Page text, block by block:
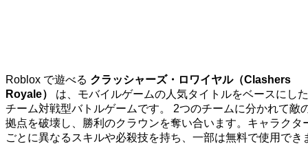
Roblox で遊べる クラッシャーズ・ロワイヤル（Clashers
Royale）
は、モバイルゲームの人気タイトルをベースにした
チーム対戦型バトルゲームです。 2つのチームに分かれて敵
拠点を破壊し、勝利のクラウンを奪い合います。キャラクタ
ごとに異なるスキルや必殺技を持ち、一部は無料で使用でき